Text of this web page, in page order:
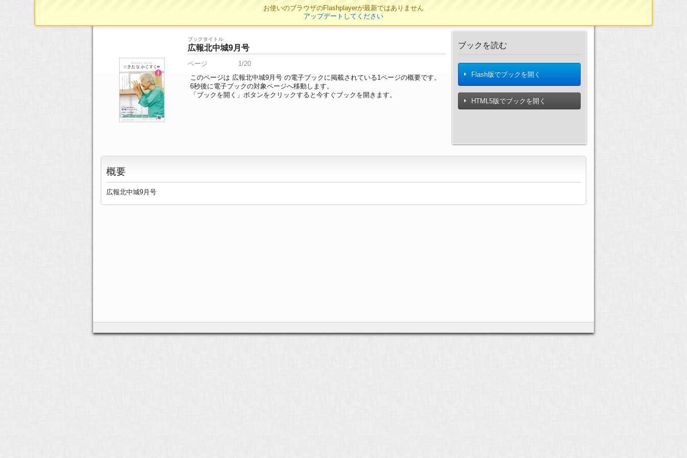
ブックタイトル
広報北中城9月号
ページ
1/20
このページは 広報北中城9月号 の電子ブックに掲載されている1ページの概要です。
6秒後に電子ブックの対象ページへ移動します。
「ブックを開く」ボタンをクリックすると今すぐブックを開きます。
ブックを読む
Flash版でブックを開く
HTML5版でブックを開く
概要
広報北中城9月号
お使いのブラウザのFlashplayerが最新ではありません
アップデートしてください